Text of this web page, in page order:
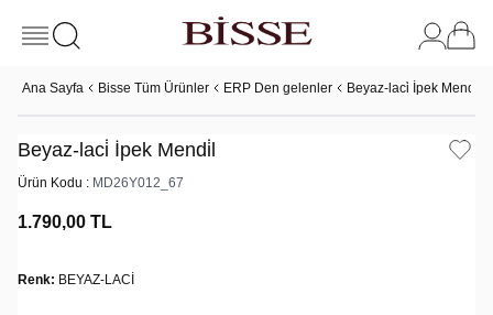
Ana Sayfa Bisse Tüm Ürünler ERP Den gelenler Beyaz-laci̇ İpek Mendi̇l
Beyaz-laci̇ İpek Mendi̇l
Ürün Kodu : MD26Y012_67
1.790,00 TL
Renk: BEYAZ-LACİ